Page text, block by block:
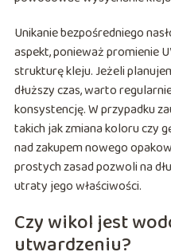
Unikanie bezpośredniego
aspekt, ponieważ promienie
strukturę kleju. Jeżeli
dłuższy czas, warto
konsystencję. W przypadku
takich jak zmiana koloru czy
nad zakupem nowego
prostych zasad pozwoli na
utraty jego właściwości.
Czy wikol jest
utwardzeniu?